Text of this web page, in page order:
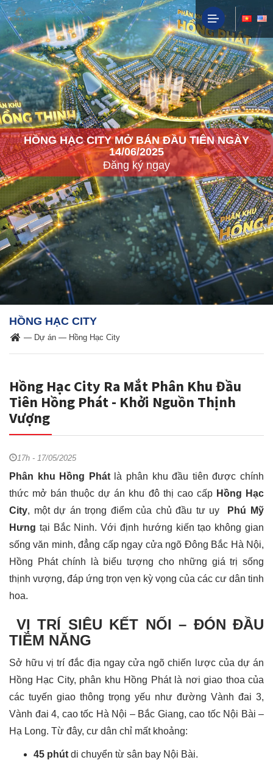
HỒNG HẠC CITY MỞ BÁN ĐẦU TIÊN NGÀY
14/06/2025
Đăng ký ngay
HỒNG HẠC CITY
— Dự án — Hồng Hạc City
Hồng Hạc City Ra Mắt Phân Khu Đầu
Tiên Hồng Phát - Khởi Nguồn Thịnh
Vượng
17h - 17/05/2025
Phân khu Hồng Phátlà phân khu đầu tiên được chính
thức mở bán thuộc dự án khu đô thị cao cấp Hồng Hạc
City, một dự án trọng điểm của chủ đầu tư uy
Phú Mỹ
Hưng tại Bắc Ninh. Với định hướng kiến tạo không gian
sống văn minh, đẳng cấp ngay cửa ngõ Đông Bắc Hà Nội,
Hồng Phát chính là biểu tượng cho những giá trị sống
thịnh vượng, đáp ứng trọn vẹn kỳ vọng của các cư dân tinh
hoa.
VỊ TRÍ SIÊU KẾT NỐI – ĐÓN ĐẦU
TIỀM NĂNG
Sở hữu vị trí đắc địa ngay cửa ngõ chiến lược của dự án
Hồng Hạc City, phân khu Hồng Phát là nơi giao thoa của
các tuyến giao thông trọng yếu như đường Vành đai 3,
Vành đai 4, cao tốc Hà Nội – Bắc Giang, cao tốc Nội Bài –
Hạ Long. Từ đây, cư dân chỉ mất khoảng:
45 phút di chuyển từ sân bay Nội Bài.